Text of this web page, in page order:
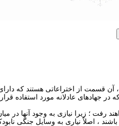
قسمت از اختراعاتى هستند كه
جهادهاى عادلانه مورد استفاده قرار
رفت ؛ زيرا نيازى به وجود آن‏ها
، اصلاً نيارى به وسايل جنگى